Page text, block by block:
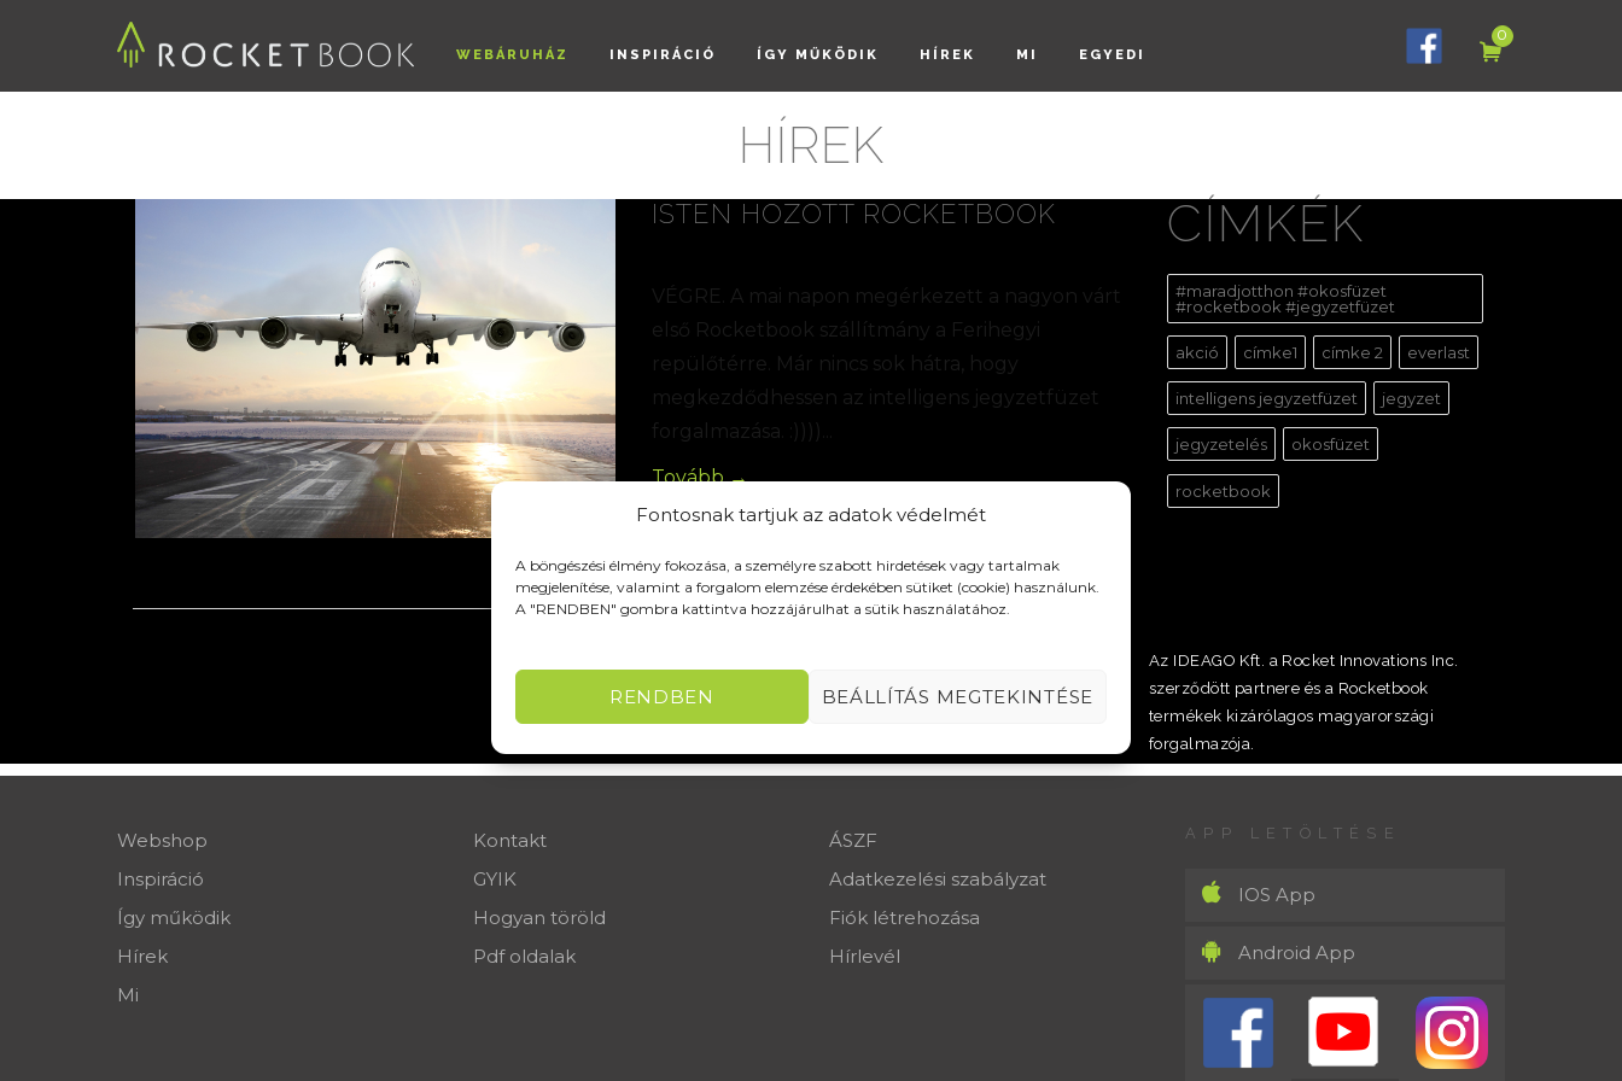
Fontosnak tartjuk az adatok védelmét
A böngészési élmény fokozása, a személyre szabott hirdetések vagy tartalmak
megjelenítése, valamint a forgalom elemzése érdekében sütiket (cookie) használunk.
A "RENDBEN" gombra kattintva hozzájárulhat a sütik használatához.
RENDBEN BEÁLLÍTÁS MEGTEKINTÉSE
WEBÁRUHÁZ INSPIRÁCIÓ ÍGY MŰKÖDIK HÍREK MI EGYEDI
0
HÍREK
ISTEN HOZOTT ROCKETBOOK
VÉGRE. A mai napon megérkezett a nagyon várt
első Rocketbook szállítmány a Ferihegyi
repülőtérre. Már nincs sok hátra, hogy
megkezdődhessen az intelligens jegyzetfüzet
forgalmazása. :))))...
Tovább →
CÍMKÉK
#maradjotthon #okosfüzet
#rocketbook #jegyzetfüzet
akció címke1 címke 2 everlast
intelligens jegyzetfüzet jegyzet
jegyzetelés okosfüzet
rocketbook
Az IDEAGO Kft. a Rocket Innovations Inc.
szerződött partnere és a Rocketbook
termékek kizárólagos magyarországi
forgalmazója.
Webshop
Inspiráció
Így működik
Hírek
Mi
Kontakt
GYIK
Hogyan töröld
Pdf oldalak
ÁSZF
Adatkezelési szabályzat
Fiók létrehozása
Hírlevél
APP LETÖLTÉSE
IOS App
Android App